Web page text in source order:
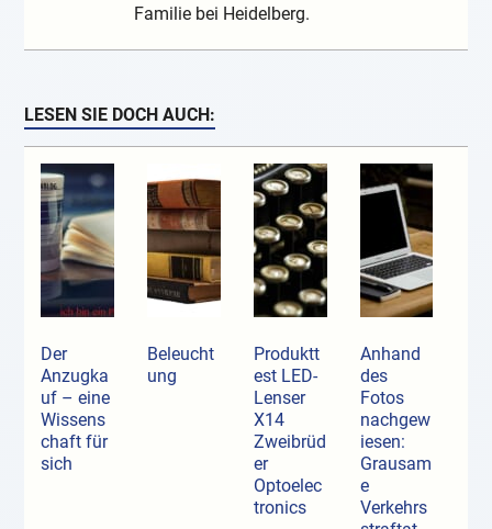
Familie bei Heidelberg.
LESEN SIE DOCH AUCH:
Der
Anzugka
uf ­– eine
Wissens
chaft für
sich
Beleucht
ung
Produktt
est LED-
Lenser
X14
Zweibrüd
er
Optoelec
tronics
Anhand
des
Fotos
nachgew
iesen:
Grausam
e
Verkehrs